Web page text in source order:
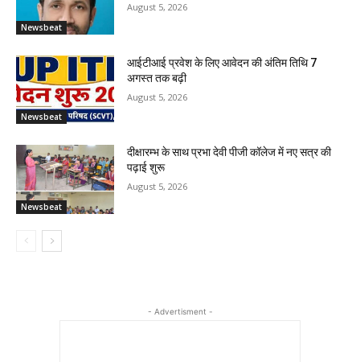
Newsbeat
August 5, 2026
Newsbeat
आईटीआई प्रवेश के लिए आवेदन की अंतिम तिथि 7
अगस्त तक बढ़ी
August 5, 2026
Newsbeat
दीक्षारम्भ के साथ प्रभा देवी पीजी कॉलेज में नए सत्र की
पढ़ाई शुरू
August 5, 2026
- Advertisment -